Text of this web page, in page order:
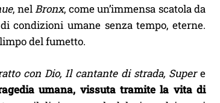
, nelBronx, come un’immensa scatola da
condizioni umane senza tempo, eterne.
del fumetto.
con Dio, Il cantante di strada, Supere
umana, vissuta tramite la vita di